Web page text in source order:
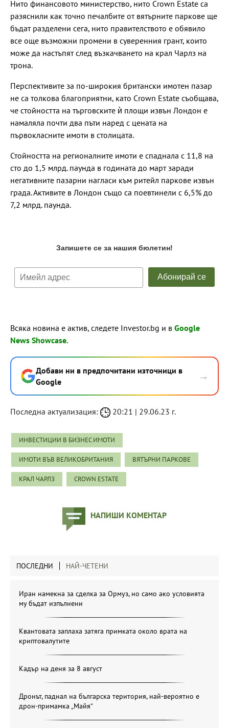
Нито финансовото министерство, нито Crown Estate са
разяснили как точно печалбите от вятърните паркове ще
бъдат разделени сега, нито правителството е обявило
все още възможни промени в суверенния грант, които
може да настъпят след възкачването на крал Чарлз на
трона.
Перспективите за по-широкия британски имотен пазар
не са толкова благоприятни, като Crown Estate съобщава,
че стойността на търговските ѝ площи извън Лондон е
намаляла почти два пъти наред с цената на
първокласните имоти в столицата.
Стойността на регионалните имоти е спаднала с 11,8 на
сто до 1,5 млрд. паунда в годината до март заради
негативните пазарни нагласи към ритейл паркове извън
града. Активите в Лондон също са поевтинели с 6,5% до
7,2 млрд. паунда.
Всяка новина е актив, следете Investor.bg и в Google
News Showcase.
Добави ни в предпочитани източници в
Google
→
Последна актуализация: 20:21 | 29.06.23 г.
ИНВЕСТИЦИИ В БИЗНЕС ИМОТИ
ИМОТИ ВЪВ ВЕЛИКОБРИТАНИЯ ВЯТЪРНИ ПАРКОВЕ
КРАЛ ЧАРЛЗ CROWN ESTATE
НАПИШИ КОМЕНТАР
ПОСЛЕДНИ НАЙ-ЧЕТЕНИ
Иран намекна за сделка за Ормуз, но само ако условията
му бъдат изпълнени
Квантовата заплаха затяга примката около врата на
криптовалутите
Кадър на деня за 8 август
Дронът, паднал на българска територия, най-вероятно е
дрон-примамка „Майя“